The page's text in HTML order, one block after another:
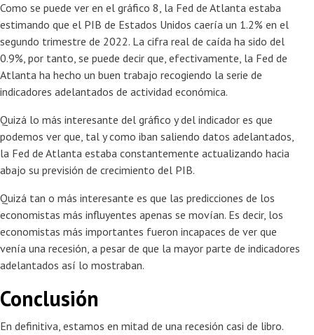
Como se puede ver en el gráfico 8, la Fed de Atlanta estaba
estimando que el PIB de Estados Unidos caería un 1.2% en el
segundo trimestre de 2022. La cifra real de caída ha sido del
0.9%, por tanto, se puede decir que, efectivamente, la Fed de
Atlanta ha hecho un buen trabajo recogiendo la serie de
indicadores adelantados de actividad económica.
Quizá lo más interesante del gráfico y del indicador es que
podemos ver que, tal y como iban saliendo datos adelantados,
la Fed de Atlanta estaba constantemente actualizando hacia
abajo su previsión de crecimiento del PIB.
Quizá tan o más interesante es que las predicciones de los
economistas más influyentes apenas se movían. Es decir, los
economistas más importantes fueron incapaces de ver que
venía una recesión, a pesar de que la mayor parte de indicadores
adelantados así lo mostraban.
Conclusión
En definitiva, estamos en mitad de una recesión casi de libro.